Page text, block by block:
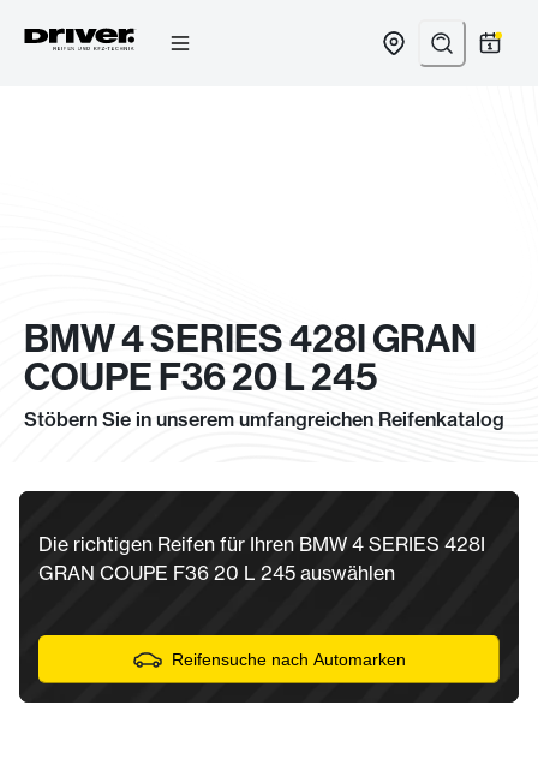
BMW 4 SERIES 428I GRAN
COUPE F36 20 L 245
Stöbern Sie in unserem umfangreichen Reifenkatalog
Die richtigen Reifen für Ihren BMW 4 SERIES 428I
GRAN COUPE F36 20 L 245 auswählen
Reifensuche nach Automarken